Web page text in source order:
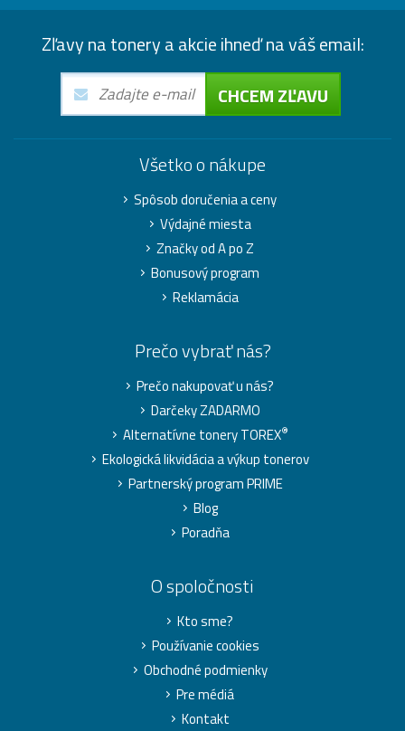
Zľavy na tonery a akcie ihneď na váš email:
CHCEM ZĽAVU
Všetko o nákupe
Spôsob doručenia a ceny
Výdajné miesta
Značky od A po Z
Bonusový program
Reklamácia
Prečo vybrať nás?
Prečo nakupovať u nás?
Darčeky ZADARMO
Alternatívne tonery TOREX®
Ekologická likvidácia a výkup tonerov
Partnerský program PRIME
Blog
Poradňa
O spoločnosti
Kto sme?
Používanie cookies
Obchodné podmienky
Pre médiá
Kontakt